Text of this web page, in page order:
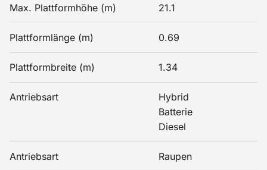
Max. Plattformhöhe (m) 21.1
Plattformlänge (m) 0.69
Plattformbreite (m) 1.34
Antriebsart
Hybrid
Batterie
Diesel
Antriebsart Raupen